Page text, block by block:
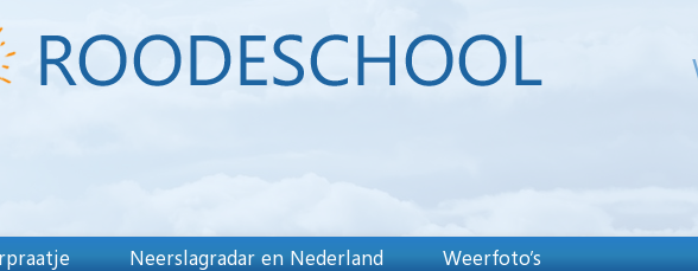
Neerslagradar en Nederland Weerfoto’s